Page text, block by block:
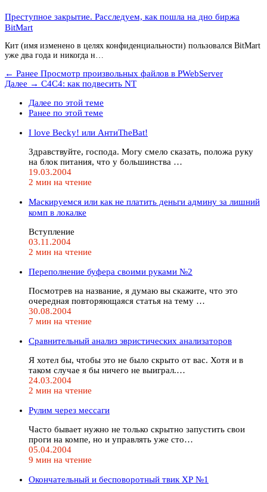
Преступное закрытие. Расследуем, как пошла на дно биржа
BitMart
Кит (имя изменено в целях конфиденциальности) пользовался BitMart
уже два года и никогда н…
← Ранее Просмотр произвольных файлов в PWebServer
Далее → C4C4: как подвесить NT
Далее по этой теме
Ранее по этой теме
I love Becky! или АнтиTheBat!
Здравствуйте, господа. Могу смело сказать, положа руку
на блок питания, что у большинства …
19.03.2004
2 мин на чтение
Маскируемся или как не платить деньги админу за лишний
комп в локалке
Вступление
03.11.2004
2 мин на чтение
Переполнение буфера своими руками №2
Посмотрев на название, я думаю вы скажите, что это
очередная повторяющаяся статья на тему …
30.08.2004
7 мин на чтение
Сравнительный анализ эвристических анализаторов
Я хотел бы, чтобы это не было скрыто от вас. Хотя и в
таком случае я бы ничего не выиграл.…
24.03.2004
2 мин на чтение
Рулим через мессаги
Часто бывает нужно не только скрытно запустить свои
проги на компе, но и управлять уже сто…
05.04.2004
9 мин на чтение
Окончательный и бесповоротный твик ХР №1